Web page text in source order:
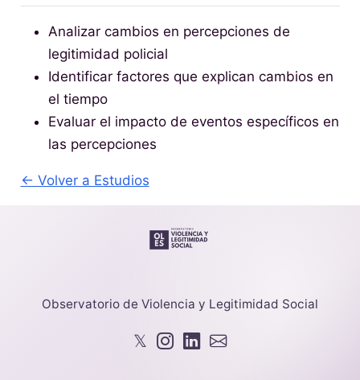
Analizar cambios en percepciones de
legitimidad policial
Identificar factores que explican cambios en
el tiempo
Evaluar el impacto de eventos específicos en
las percepciones
← Volver a Estudios
Observatorio de Violencia y Legitimidad Social
𝕏